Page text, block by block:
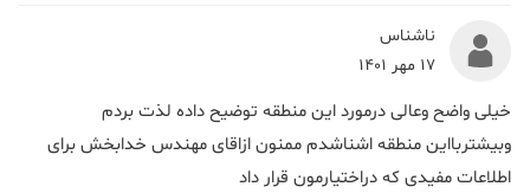
ناشناس
17 مهر 1401
خیلی واضح وعالی درمورد این منطقه توضیح داده لذت بردم
وبیشتربااین منطقه اشناشدم ممنون ازاقای مهندس خدابخش برای
اطلاعات مفیدی که دراختیارمون قرار داد